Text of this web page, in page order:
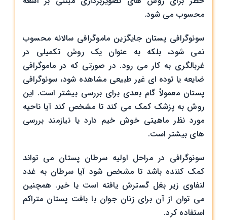
محسوب می ‌شود.
سونوگرافی پستان جایگزین ماموگرافی سالانه محسوب
نمی ‌شود، بلکه به‌ عنوان یک روش تکمیلی در
غربالگری به ‌کار می‌ رود. در صورتی که در ماموگرافی
ضایعه یا توده ‌ای غیر طبیعی مشاهده شود، سونوگرافی
پستان معمولاً گام بعدی برای بررسی بیشتر است. این
روش به پزشک کمک می ‌کند تا مشخص کند آیا ناحیه
مورد نظر ماهیتی خوش‌ خیم دارد یا نیازمند بررسی‌
های بیشتر است.
سونوگرافی در مراحل اولیه سرطان پستان می ‌تواند
کمک کننده باشد تا مشخص شود آیا سرطان به غدد
لنفاوی زیر بغل گسترش یافته است یا خیر. همچنین
می ‌توان از آن برای زنان جوان با بافت پستان متراکم
استفاده کرد.